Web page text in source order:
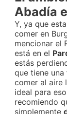
Abadía
Y, ya que
comer en
mencionar el
está en el
estás
que tiene una
comer al aire
ideal para
recomiendo
simplemente